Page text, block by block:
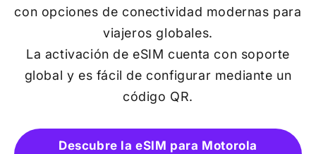
con opciones de conectividad modernas para
viajeros globales.
La activación de eSIM cuenta con soporte
global y es fácil de configurar mediante un
código QR.
Descubre la eSIM para Motorola